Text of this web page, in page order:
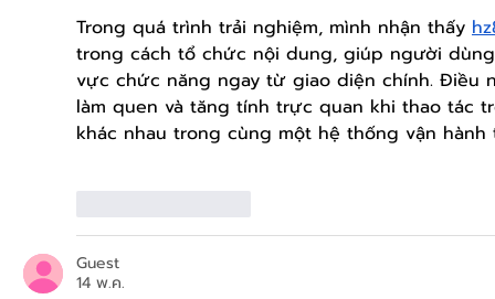
Trong quá trình trải nghiệm, mình nhận thấy
trong cách tổ chức nội dung, giúp người
vực chức năng ngay từ giao diện chính. Điều
làm quen và tăng tính trực quan khi thao tác
khác nhau trong cùng một hệ thống vận hành
Guest
14 พ.ค.